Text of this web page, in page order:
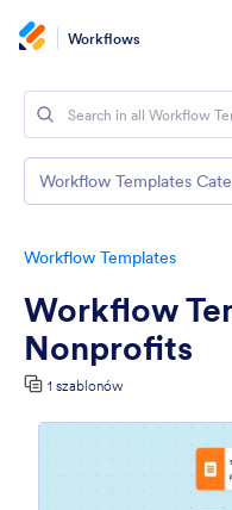
Workflows
Workflow Templates
Workflow
Nonprofits
1 szablonów
Workflow Templates